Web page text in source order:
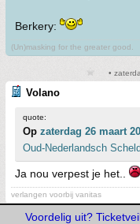
Berkery:
(Un)masking for the greater good.
•
Volano
quote:
Op zaterdag 26 maart
Oud-Nederlandsch
Ja nou verpest je het..
verlangen voorbij vanitas
Voordelig uit?